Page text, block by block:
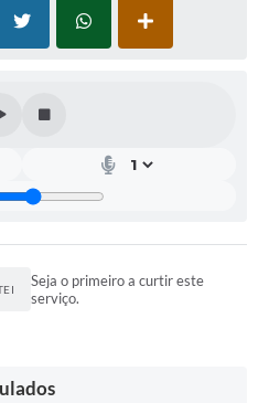
Instituições Escolares
Seja o primeiro a curtir este
serviço.